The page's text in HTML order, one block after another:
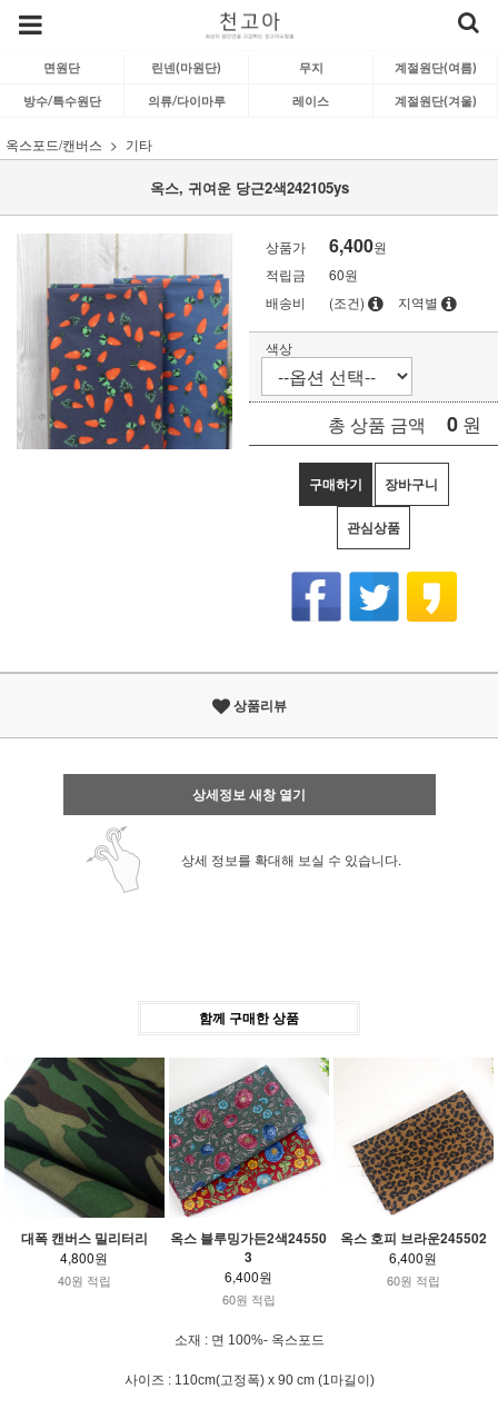
면원단 린넨(마원단) 무지 계절원단(여름)
방수/특수원단 의류/다이마루 레이스 계절원단(겨울)
옥스포드/캔버스 기타
옥스, 귀여운 당근2색242105ys
상품가 6,400원
적립금
60원
배송비
(조건) 지역별
색상
총 상품 금액 0 원
구매하기 장바구니
관심상품
상품리뷰
상세정보 새창 열기
상세 정보를 확대해 보실 수 있습니다.
함께 구매한 상품
대폭 캔버스 밀리터리
4,800원
40원 적립
옥스 블루밍가든2색24550
3
6,400원
60원 적립
옥스 호피 브라운245502
6,400원
60원 적립
소재 : 면 100%- 옥스포드
사이즈 : 110cm(고정폭) x 90 cm (1마길이)